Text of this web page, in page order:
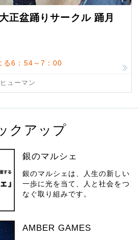
正盆踊りサークル 踊月
る6：54～7：00
ヒューマン
クアップ
銀のマルシェ
銀のマルシェは、人生の新しい
一歩に光を当て、人と社会をつ
なぐ取り組みです。
AMBER GAMES